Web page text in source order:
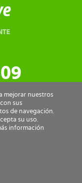
mejorar nuestros
sus
de navegación.
su uso.
información